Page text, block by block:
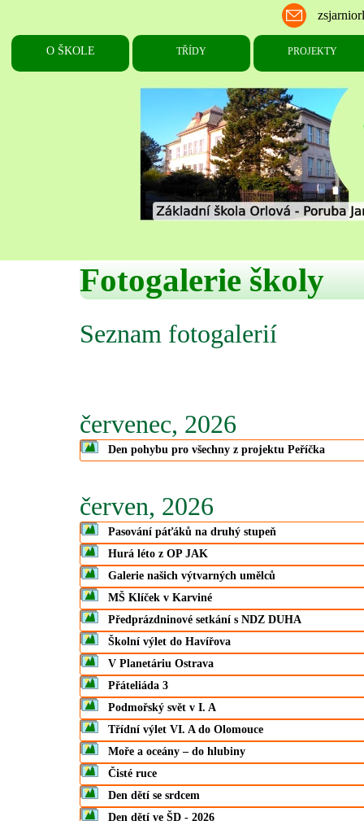
Fotogalerie školy
Seznam fotogalerií
červenec, 2026
Den pohybu pro všechny z projektu Peříčka
červen, 2026
Pasování páťáků na druhý stupeň
Hurá léto z OP JAK
Galerie našich výtvarných umělců
MŠ Klíček v Karviné
Předprázdninové setkání s NDZ DUHA
Školní výlet do Havířova
V Planetáriu Ostrava
Přáteliáda 3
Podmořský svět v I. A
Třídní výlet VI. A do Olomouce
Moře a oceány – do hlubiny
Čisté ruce
Den dětí se srdcem
Den dětí ve ŠD - 2026